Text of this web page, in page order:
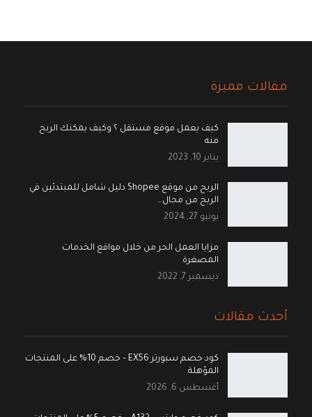
مقالات مميزة
كيف يعمل موقع مستقل ؟ وكيف يمكنك الربح
منه
يناير 10, 2023
الربح من موقع Shopee دليل شامل للمبتدئين في
الربح من مجال…
يونيو 27, 2024
مزايا العمل الحر من خلال مواقع الخدمات
المصغرة
ديسمبر 7, 2022
أحدث مقالات
كود خصم سبورتر EX56 – خصم 10% على المنتجات
المؤهلة
أغسطس 6, 2026